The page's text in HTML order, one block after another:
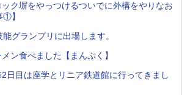
ク塀をやっつけるついでに外構をやりなお
①】
グランプリに出場します。
ン食べました【まんぷく】
日目は座学とリニア鉄道館に行ってきまし